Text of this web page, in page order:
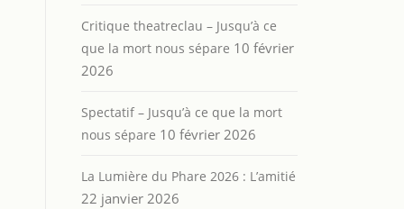
Critique theatreclau – Jusqu’à ce
que la mort nous sépare 10 février
2026
Spectatif – Jusqu’à ce que la mort
nous sépare 10 février 2026
La Lumière du Phare 2026 : L’amitié
22 janvier 2026